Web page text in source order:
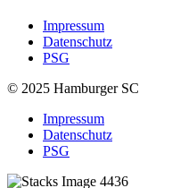
Impressum
Datenschutz
PSG
© 2025 Hamburger SC
Impressum
Datenschutz
PSG